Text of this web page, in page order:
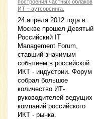
построения частных облаков
ИТ – аутсорсинга.
24 апреля 2012 года в
Москве прошел Девятый
Российский IT
Management Forum,
ставший значимым
событием в российской
ИКТ - индустрии. Форум
собрал большое
количество ИТ-
руководителей ведущих
компаний российского
ИКТ - рынка.